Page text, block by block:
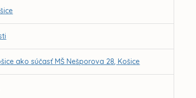
ako súčasť MŠ Nešporova 28, Košice